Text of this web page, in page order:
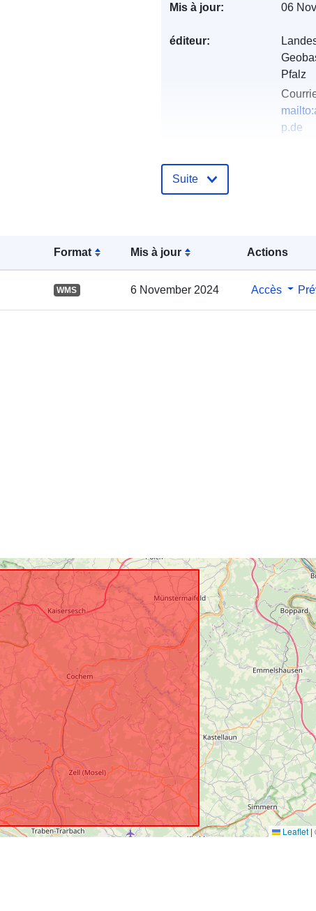
Format Mis à jour Actions
WMS 6 November 2024 Accès
Leaflet |
Mis à jour: 06
éditeur:
Pfalz
p.de
Compte rendu du
catalogue:
spatial:
50.282574 ], [
], [ 7.400814, 49.959018 ], [
Suite